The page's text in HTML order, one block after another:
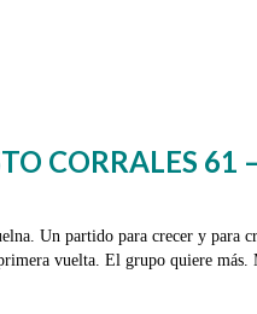
CORRALES 61
Un partido para crecer y para
vuelta. El grupo quiere